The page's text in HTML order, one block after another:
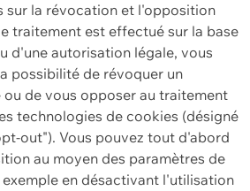
sur la révocation et l'opposition
traitement est effectué sur la base
d'une autorisation légale, vous
possibilité de révoquer un
de vous opposer au traitement
technologies de cookies (désigné
out"). Vous pouvez tout d'abord
au moyen des paramètres de
en désactivant l'utilisation